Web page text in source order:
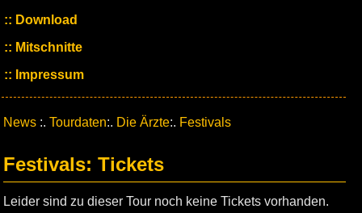
Download
Mitschnitte
Impressum
News :. Tourdaten:. Die Ärzte:. Festivals
Festivals: Tickets
Leider sind zu dieser Tour noch keine Tickets vorhanden.